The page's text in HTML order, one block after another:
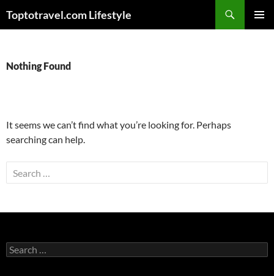
Toptotravel.com Lifestyle
Nothing Found
It seems we can’t find what you’re looking for. Perhaps
searching can help.
Search
for:
Search
for: